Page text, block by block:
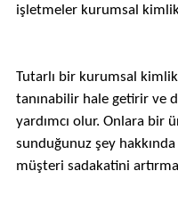
işletmeler kurumsal
Tutarlı bir kurumsal
tanınabilir hale getirir ve
yardımcı olur. Onlara bir
sunduğunuz şey
müşteri sadakatini